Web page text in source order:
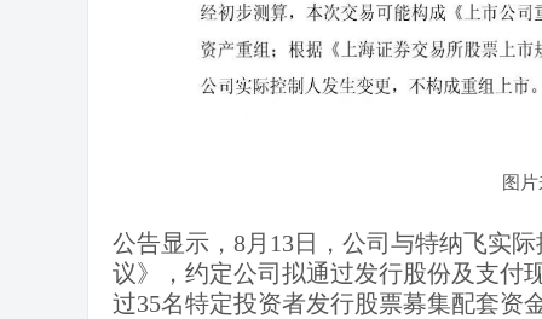
图
公告显示，8月13日，公司与特纳飞实
议》，约定公司拟通过发行股份及支付
过35名特定投资者发行股票募集配套资